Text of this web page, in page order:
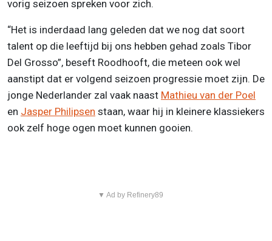
vorig seizoen spreken voor zich.
“Het is inderdaad lang geleden dat we nog dat soort
talent op die leeftijd bij ons hebben gehad zoals Tibor
Del Grosso”, beseft Roodhooft, die meteen ook wel
aanstipt dat er volgend seizoen progressie moet zijn. De
jonge Nederlander zal vaak naast Mathieu van der Poel
en Jasper Philipsen staan, waar hij in kleinere klassiekers
ook zelf hoge ogen moet kunnen gooien.
▼ Ad by Refinery89